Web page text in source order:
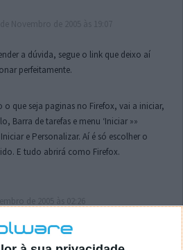
a dúvida, segue o link que deixo aí
perfeitamente.
o que seja paginas no Firefox, vai a iniciar,
Barra de tarefas e menu ‘Iniciar »»
e Personalizar. Aí é só escolher o
E tudo abrirá como Firefox.
n se encontra la nada k me permita por
predefenido
Ja percorri o painel